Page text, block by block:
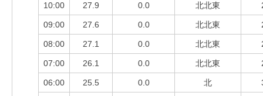
10:00 27.9 0.0 北北東
09:00 27.6 0.0 北北東
08:00 27.1 0.0 北北東
07:00 26.1 0.0 北北東
06:00 25.5 0.0 北